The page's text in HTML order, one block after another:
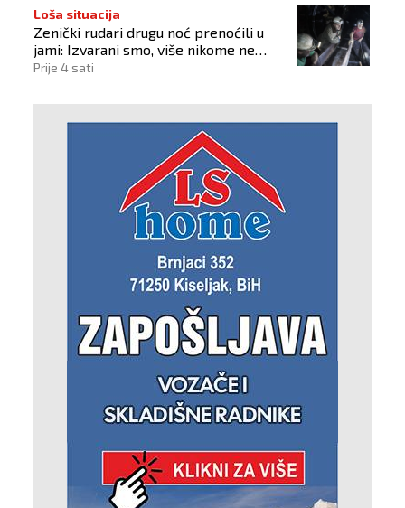
Loša situacija
Zenički rudari drugu noć prenoćili u
jami: Izvarani smo, više nikome ne
vjerujemo
Prije 4 sati